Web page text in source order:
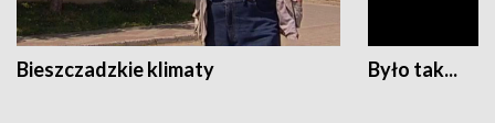
Bieszczadzkie klimaty Było tak...